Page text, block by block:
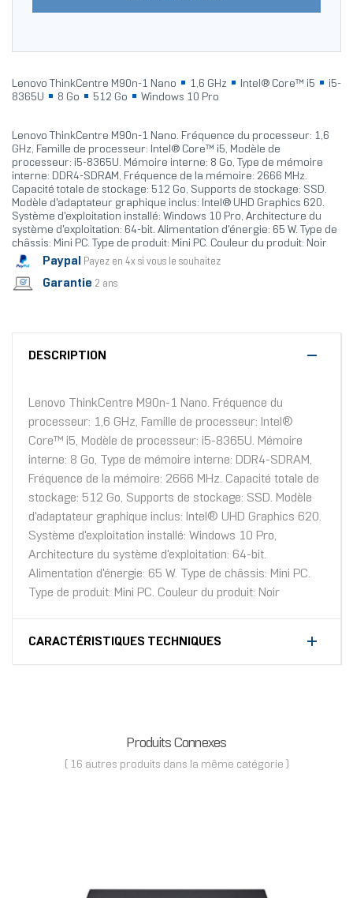
Lenovo ThinkCentre M90n-1 Nano 1,6 GHz Intel® Core™ i5
i5-
8365U
8 Go 512 Go Windows 10 Pro
Lenovo ThinkCentre M90n-1 Nano. Fréquence du processeur: 1,6
GHz, Famille de processeur: Intel® Core™ i5, Modèle de
processeur: i5-8365U. Mémoire interne: 8 Go, Type de mémoire
interne: DDR4-SDRAM, Fréquence de la mémoire: 2666 MHz.
Capacité totale de stockage: 512 Go, Supports de stockage: SSD.
Modèle d'adaptateur graphique inclus: Intel® UHD Graphics 620.
Système d'exploitation installé: Windows 10 Pro, Architecture du
système d'exploitation: 64-bit. Alimentation d'énergie: 65 W. Type de
châssis: Mini PC. Type de produit: Mini PC. Couleur du produit: Noir
Paypal Payez en 4x si vous le souhaitez
Garantie 2 ans
DESCRIPTION
Lenovo ThinkCentre M90n-1 Nano. Fréquence du
processeur: 1,6 GHz, Famille de processeur: Intel®
Core™ i5, Modèle de processeur: i5-8365U. Mémoire
interne: 8 Go, Type de mémoire interne: DDR4-SDRAM,
Fréquence de la mémoire: 2666 MHz. Capacité totale de
stockage: 512 Go, Supports de stockage: SSD. Modèle
d'adaptateur graphique inclus: Intel® UHD Graphics 620.
Système d'exploitation installé: Windows 10 Pro,
Architecture du système d'exploitation: 64-bit.
Alimentation d'énergie: 65 W. Type de châssis: Mini PC.
Type de produit: Mini PC. Couleur du produit: Noir
CARACTÉRISTIQUES TECHNIQUES
Produits Connexes
( 16 autres produits dans la même catégorie )